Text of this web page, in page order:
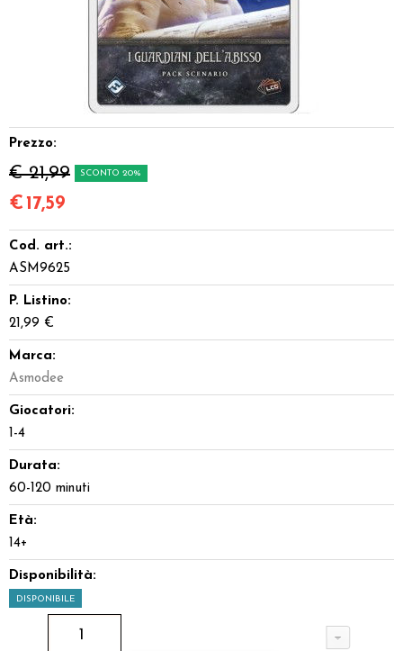
Giocattoli e Gadget
Prezzo:
€ 21,99 SCONTO 20%
€ 17,59
Cod. art.:
ASM9625
P. Listino:
21,99 €
Marca:
Asmodee
Giocatori:
1-4
Durata:
60-120 minuti
Età:
14+
Disponibilità:
DISPONIBILE